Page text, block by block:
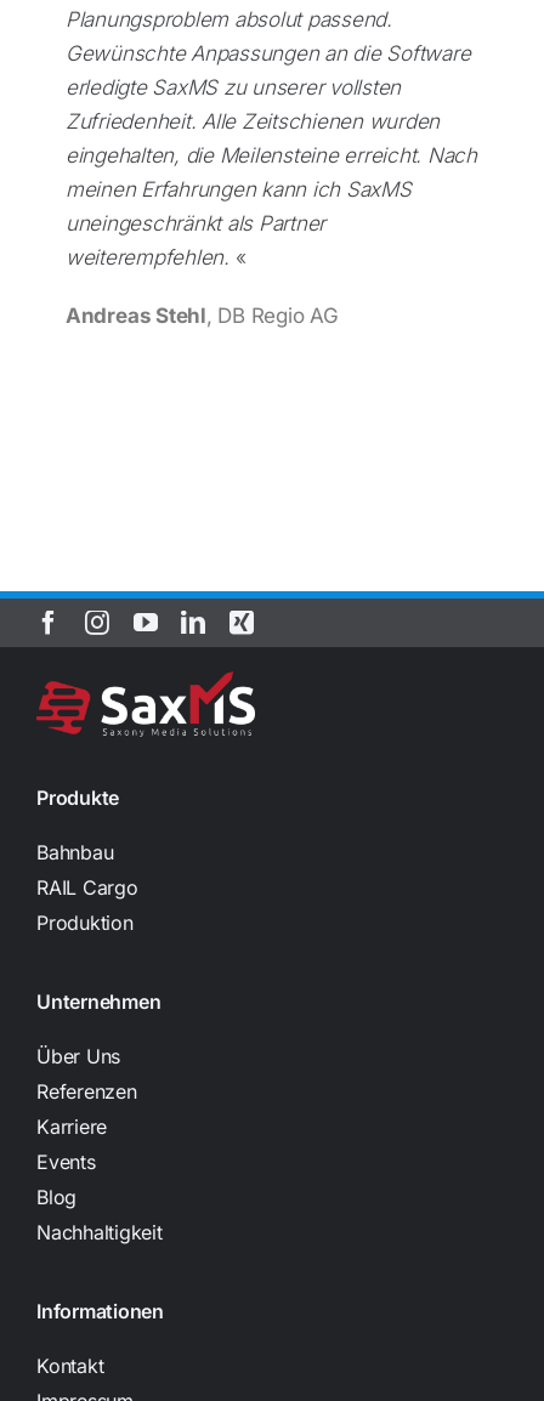
Planungsproblem absolut passend.
Gewünschte Anpassungen an die Software
erledigte SaxMS zu unserer vollsten
Zufriedenheit. Alle Zeitschienen wurden
eingehalten, die Meilensteine erreicht. Nach
meinen Erfahrungen kann ich SaxMS
uneingeschränkt als Partner
weiterempfehlen. «
Andreas Stehl, DB Regio AG
Produkte
Bahnbau
RAIL Cargo
Produktion
Unternehmen
Über Uns
Referenzen
Karriere
Events
Blog
Nachhaltigkeit
Informationen
Kontakt